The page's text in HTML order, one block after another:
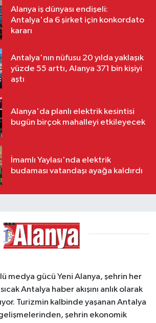
Alanya iş dünyası endişeli:
Antalya'da 6 şirket için konkordato
kararı
Antalya'nın nüfusu 20 yılda yaklaşık
yüzde 55 arttı, Alanya 371 bin kişiyi
aştı
Alanya'da planlı elektrik kesintisi
bugün birçok mahalleyi etkileyecek
İmamlı Yaylası'nda elektrik
budaması vatandaşı ayağa kaldırdı
medya gücü Yeni Alanya, şehrin her
Antalya haber akışını anlık olarak
Turizmin kalbinde yaşanan Antalya
şehrin ekonomik